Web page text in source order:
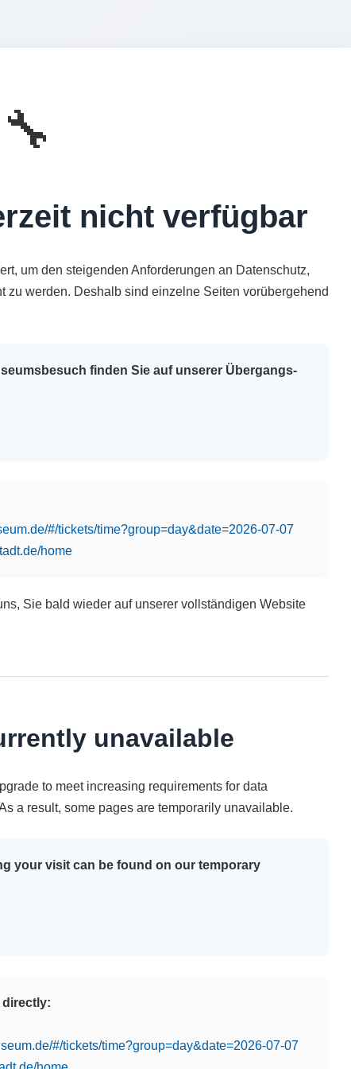
🔧
nicht verfügbar
um den steigenden Anforderungen an Datenschutz,
zu werden. Deshalb sind einzelne Seiten vorübergehend
finden Sie auf unserer Übergangs-
#/tickets/time?group=day&date=2026-07-07
home
Sie bald wieder auf unserer vollständigen Website
unavailable
to meet increasing requirements for data
a result, some pages are temporarily unavailable.
your visit can be found on our temporary
directly:
#/tickets/time?group=day&date=2026-07-07